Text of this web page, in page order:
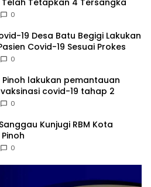
0
19 Desa Batu Begigi Lakukan
Covid-19 Sesuai Prokes
0
Pinoh lakukan pemantauan
covid-19 tahap 2
0
Kunjugi RBM Kota
0